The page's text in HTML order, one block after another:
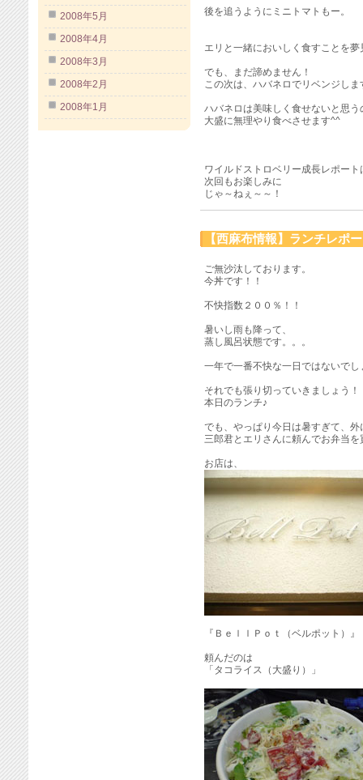
2008年5月
2008年4月
2008年3月
2008年2月
2008年1月
後を追うようにミニトマトもー。
エリと一緒においしく食すことを
でも、まだ諦めません！
この次は、ハバネロでリベンジしま
ハバネロは美味しく食せないと思う
大盛に無理やり食べさせます^^
ワイルドストロベリー成長レポー
次回もお楽しみに
じゃ～ねぇ～～！
【西麻布情報】ランチレポ
ご無沙汰しております。
今丼です！！
不快指数２００％！！
暑いし雨も降って、
蒸し風呂状態です。。。
一年で一番不快な一日ではないでし
それでも張り切っていきましょう！
本日のランチ♪
でも、やっぱり今日は暑すぎて、
三郎君とエリさんに頼んでお弁当
お店は、
『ＢｅｌｌＰｏｔ（ベルポット）』
頼んだのは
「タコライス（大盛り）」